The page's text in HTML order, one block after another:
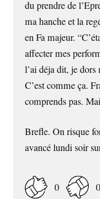
du prendre de
ma hanche et la
en Fa majeur.
affecter mes
l’ai déja dit, je dors
C’est comme ça.
comprends pas.
Brefle. On risque
avancé lundi soir
0 0